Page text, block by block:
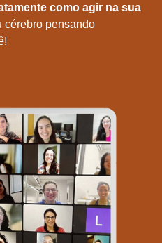
como agir na sua
cérebro pensando